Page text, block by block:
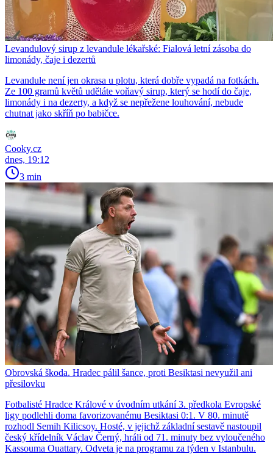
Levandulový sirup z levandule lékařské: Fialová letní zásoba do
limonády, čaje i dezertů
Levandule není jen okrasa u plotu, která dobře vypadá na fotkách.
Ze 100 gramů květů uděláte voňavý sirup, který se hodí do čaje,
limonády i na dezerty, a když se nepřežene louhování, nebude
chutnat jako skříň po babičce.
Cooky.cz
dnes, 19:12
3 min
Obrovská škoda. Hradec pálil šance, proti Besiktasi nevyužil ani
přesilovku
Fotbalisté Hradce Králové v úvodním utkání 3. předkola Evropské
ligy podlehli doma favorizovanému Besiktasi 0:1. V 80. minutě
rozhodl Semih Kilicsoy. Hosté, v jejichž základní sestavě nastoupil
český křídelník Václav Černý, hráli od 71. minuty bez vyloučeného
Kassouma Ouattary. Odveta je na programu za týden v Istanbulu.